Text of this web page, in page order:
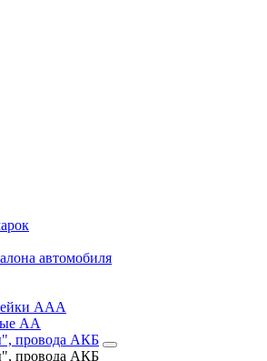
автомобиля
AAA
АА
провода АКБ
провода АКБ